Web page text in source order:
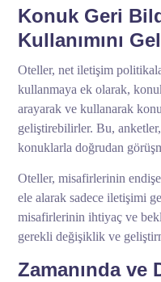
Konuk Geri
Kullanımını
Oteller, net iletişim
kullanmaya ek olarak,
arayarak ve kullanarak
geliştirebilirler. Bu,
konuklarla doğrudan
Oteller, misafirlerinin
ele alarak sadece iletişimi
misafirlerinin ihtiyaç ve
gerekli değişiklik ve
Zamanında